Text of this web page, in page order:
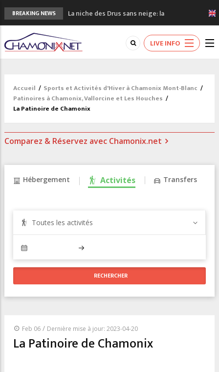
BREAKING NEWS
La niche des Drus sans neige: la
sécheresse en haute montagne
3 bonnes raisons pour visiter le nouveau
Musée du Mont-Blanc
Accidents en montagne: 3 personnes sont
Craft ouvre un nouveau magasin de course
à pied à Chamonix
3eme Chamonix Vallée Classics Festival
LIVE INFO
Accueil / Sports et Activités d'Hiver à Chamonix Mont-Blanc /
Patinoires à Chamonix, Vallorcine et Les Houches /
La Patinoire de Chamonix
Comparez & Réservez avec Chamonix.net
Hébergement Activités Transfers
Toutes les activités
Feb 06 / Dernière mise à jour: 2023-04-20
La Patinoire de Chamonix